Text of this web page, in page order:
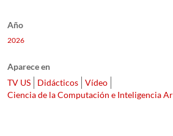
Año
2026
Aparece en
TV US
Didácticos
Vídeo
Ciencia de la Computación e Inteligencia